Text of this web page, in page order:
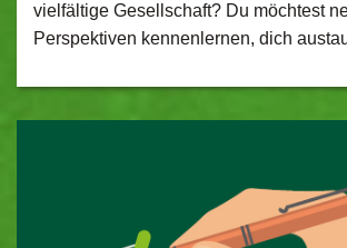
vielfältige Gesellschaft? Du möchtest
Perspektiven kennenlernen, dich